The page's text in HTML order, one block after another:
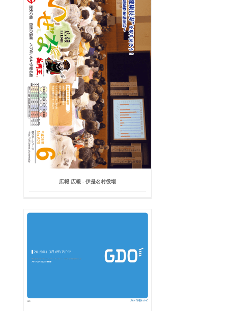
広報 広報 - 伊是名村役場